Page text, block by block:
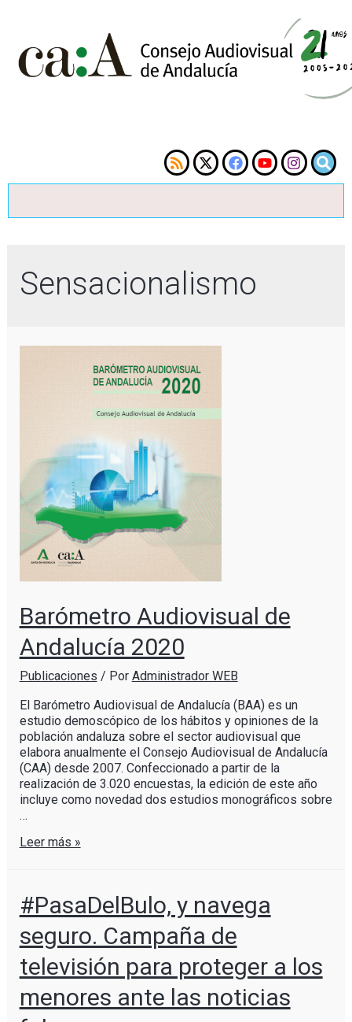
Sensacionalismo
Barómetro Audiovisual de
Andalucía 2020
Publicaciones / Por Administrador WEB
El Barómetro Audiovisual de Andalucía (BAA) es un
estudio demoscópico de los hábitos y opiniones de la
población andaluza sobre el sector audiovisual que
elabora anualmente el Consejo Audiovisual de Andalucía
(CAA) desde 2007. Confeccionado a partir de la
realización de 3.020 encuestas, la edición de este año
incluye como novedad dos estudios monográficos sobre
…
Leer más »
#PasaDelBulo, y navega
seguro. Campaña de
televisión para proteger a los
menores ante las noticias